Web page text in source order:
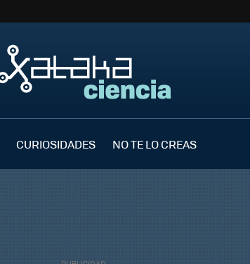
CURIOSIDADES NO TE LO CREAS